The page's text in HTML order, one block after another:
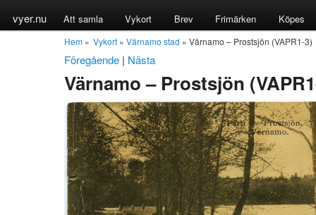
vyer.nu Att samla Vykort Brev Frimärken Köpes
Hem » Vykort » Värnamo stad » Värnamo – Prostsjön (VAPR1-3)
Föregående | Nästa
Värnamo – Prostsjön